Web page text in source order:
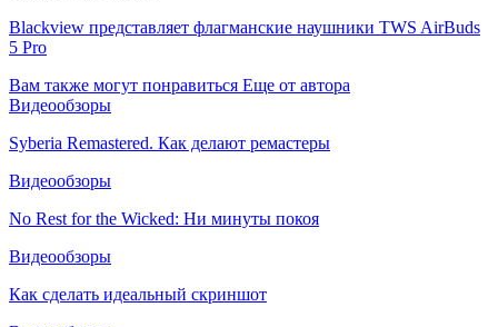
Blackview представляет флагманские наушники TWS AirBuds
5 Pro
Вам также могут понравиться Еще от автора
Видеообзоры
Syberia Remastered. Как делают ремастеры
Видеообзоры
No Rest for the Wicked: Ни минуты покоя
Видеообзоры
Как сделать идеальный скриншот